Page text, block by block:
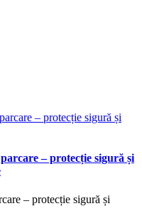
– protecție sigură și
– protecție sigură și